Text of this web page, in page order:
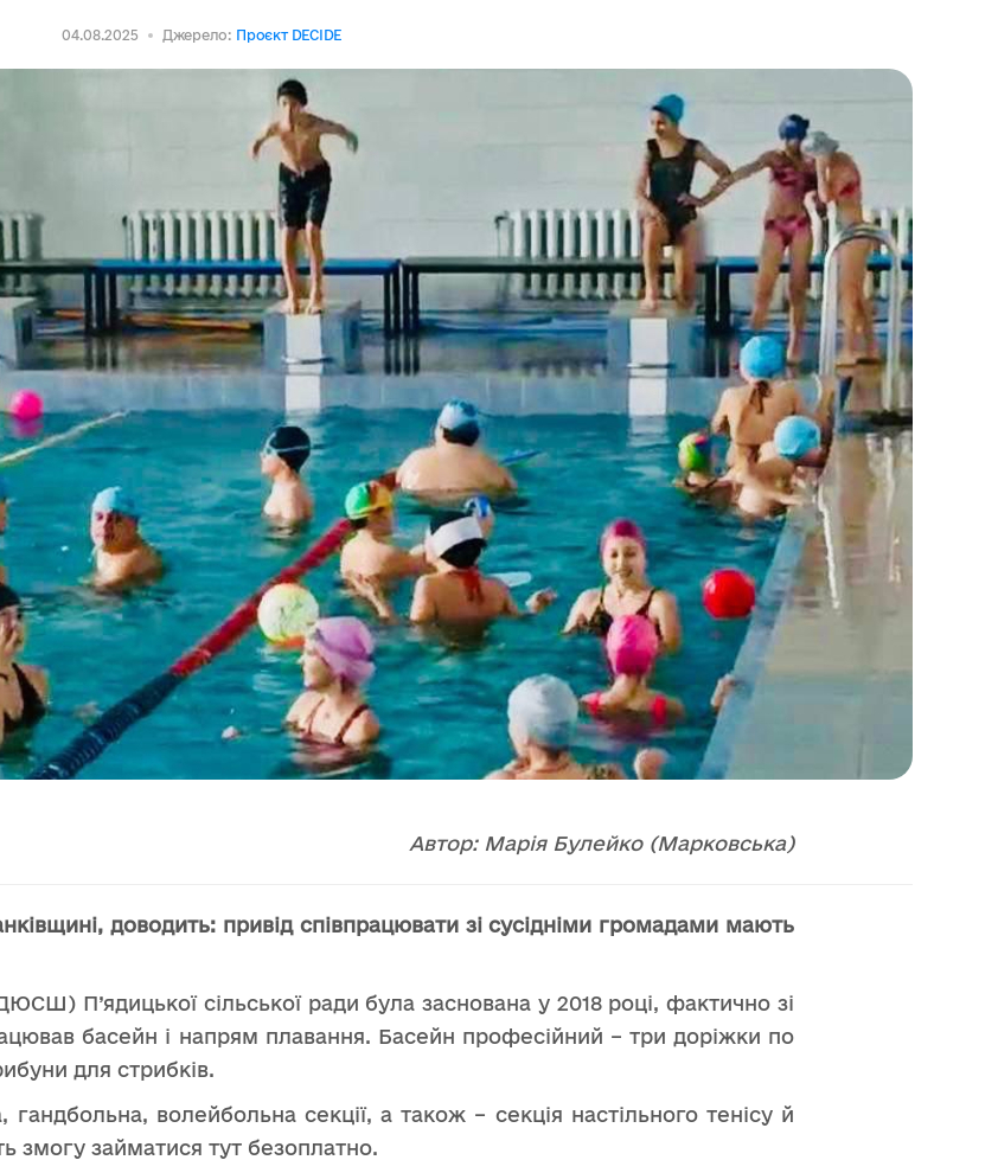
04.08.2025 Джерело: Проєкт DECIDE
Автор: Марія Булейко (Марковська)
доводить: привід співпрацювати зі сусідніми громадами мають
П’ядицької сільської ради була заснована у 2018 році, фактично зі
басейн і напрям плавання. Басейн професійний – три доріжки по
для стрибків.
волейбольна секції, а також – секція настільного тенісу й
змогу займатися тут безоплатно.